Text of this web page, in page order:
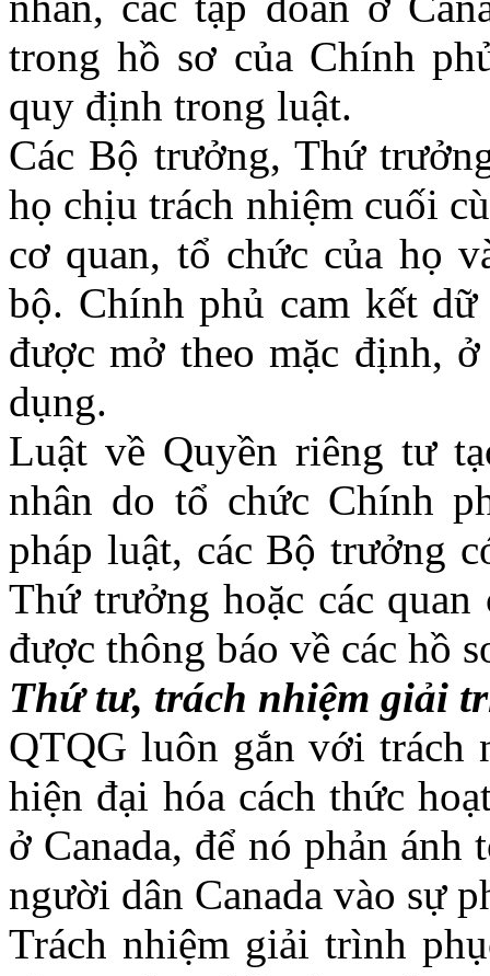
trong hồ sơ của Chính
quy định trong luật.
Các Bộ trưởng, Thứ
họ chịu trách nhiệm cuối
cơ quan, tổ chức của họ
bộ. Chính phủ cam kết
được mở theo mặc định,
dụng.
Luật về Quyền riêng tư
nhân do tổ chức Chính
pháp luật, các Bộ trưởng
Thứ trưởng hoặc các
được thông báo về các hồ
Thứ tư, trách nhiệm giải
QTQG luôn gắn với trách
hiện đại hóa cách thức
ở Canada, để nó phản
người dân Canada vào sự
Trách nhiệm giải trình